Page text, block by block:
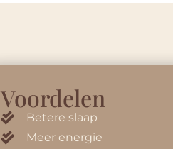
Voordelen
Betere slaap
Meer energie